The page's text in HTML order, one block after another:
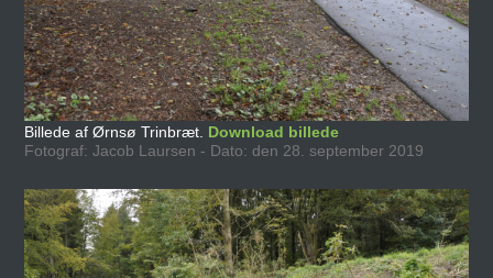
Billede af Ørnsø Trinbræt. Download billede
Fotograf: Jacob Laursen - Dato: den 28. september 2019